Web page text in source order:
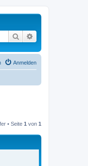
Suche
Anmelden
• Seite 1 von 1